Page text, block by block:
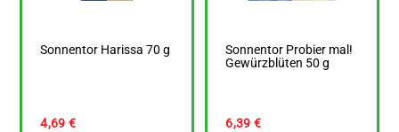
Sonnentor Harissa 70 g
4,69 €
Sonnentor Probier mal!
Gewürzblüten 50 g
6,39 €